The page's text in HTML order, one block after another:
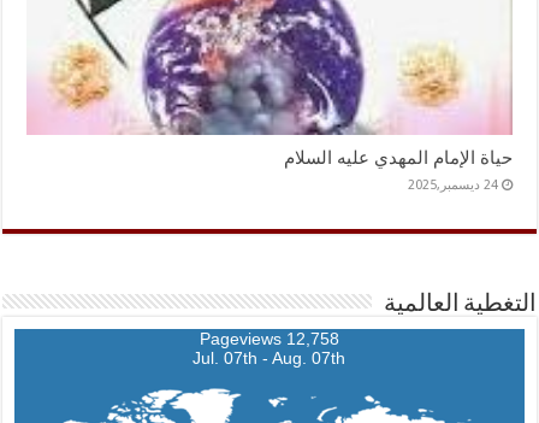
حياة الإمام المهدي عليه السلام
24 ديسمبر,2025
التغطية العالمية
12,758 Pageviews
Jul. 07th - Aug. 07th